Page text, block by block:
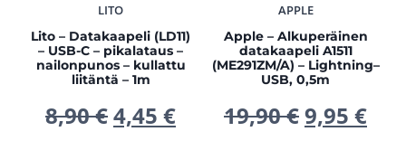
LITO
Lito – Datakaapeli (LD11)
– USB-C – pikalataus –
nailonpunos – kullattu
liitäntä – 1m
8,90€Alkuperäinen
4,45 €Nykyinen
APPLE
Apple – Alkuperäinen
datakaapeli A1511
(ME291ZM/A) – Lightning–
USB, 0,5m
19,90€9,95 €